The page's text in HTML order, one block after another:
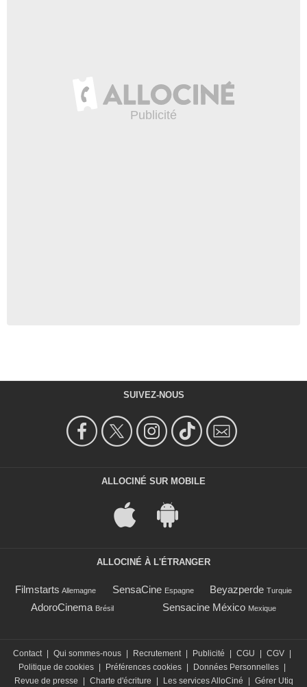
SUIVEZ-NOUS
ALLOCINÉ SUR MOBILE
ALLOCINÉ À L'ÉTRANGER
Filmstarts Allemagne SensaCine Espagne Beyazperde Turquie
AdoroCinema Brésil Sensacine México Mexique
Contact Qui sommes-nous Recrutement Publicité CGU CGV
Politique de cookies
Préférences cookies Données Personnelles
Revue de presse
Charte d'écriture Les services AlloCiné Gérer Utiq